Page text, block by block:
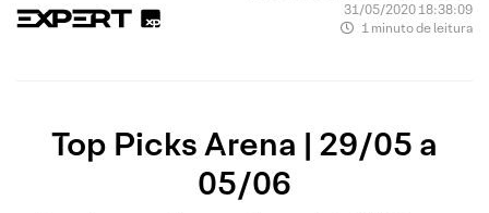
31/05/2020 18:38:09
1 minuto de leitura
Top Picks Arena | 29/05 a
05/06